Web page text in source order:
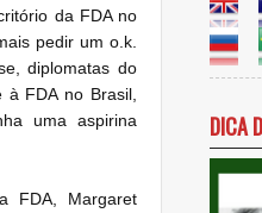
da FDA no
pedir um o.k.
diplomatas do
FDA no Brasil,
uma aspirina
FDA, Margaret
DICA